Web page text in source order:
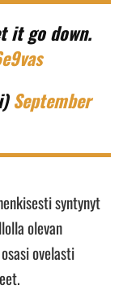
it go down.
September
syntynyt
olevan
ovelasti